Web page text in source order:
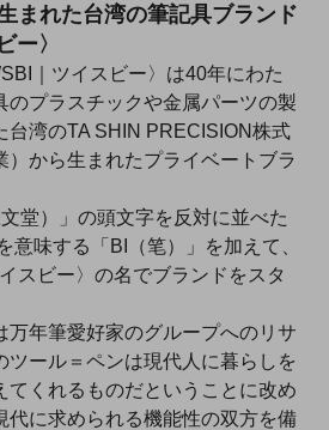
まれた台湾の筆記具ブランド
ー〉
｜ツイスビー〉は40年にわた
のプラスチックや金属パーツの製
台湾のTA SHIN PRECISION株式
）から生まれたプライベートブラ
文堂）」の頭文字を反対に並べた
意味する「BI（笔）」を加えて、
スビー〉の名でブランドをスタ
万年筆愛好家のグループへのリサ
ツール＝ペンは現代人に暮らしを
てくれるものだということに改め
代に求められる機能性の双方を備